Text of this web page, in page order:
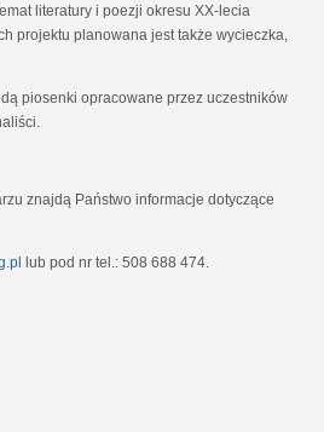
literatury i poezji okresu XX-lecia
projektu planowana jest także wycieczka,
piosenki opracowane przez uczestników
znajdą Państwo informacje dotyczące
lub pod nr tel.: 508 688 474.